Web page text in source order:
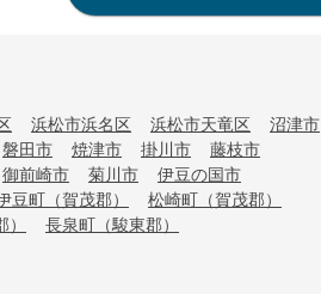
浜松市浜名区 浜松市天竜区
沼津市
磐田市
焼津市 掛川市
藤枝市
御前崎市
菊川市
伊豆の国市
豆町（賀茂郡）
松崎町（賀茂郡）
長泉町（駿東郡）